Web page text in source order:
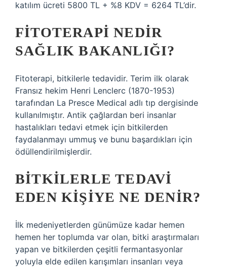
katılım ücreti 5800 TL + %8 KDV = 6264 TL’dir.
FITOTERAPI NEDIR
SAĞLIK BAKANLIĞI?
Fitoterapi, bitkilerle tedavidir. Terim ilk olarak
Fransız hekim Henri Lenclerc (1870-1953)
tarafından La Presce Medical adlı tıp dergisinde
kullanılmıştır. Antik çağlardan beri insanlar
hastalıkları tedavi etmek için bitkilerden
faydalanmayı ummuş ve bunu başardıkları için
ödüllendirilmişlerdir.
BITKILERLE TEDAVI
EDEN KIŞIYE NE DENIR?
İlk medeniyetlerden günümüze kadar hemen
hemen her toplumda var olan, bitki araştırmaları
yapan ve bitkilerden çeşitli fermantasyonlar
yoluyla elde edilen karışımları insanları veya